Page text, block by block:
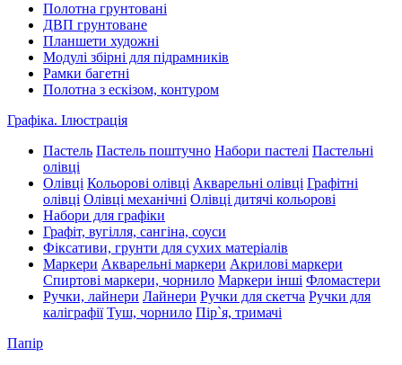
Полотна грунтовані
ДВП грунтоване
Планшети художні
Модулі збірні для підрамників
Рамки багетні
Полотна з ескізом, контуром
Графіка. Ілюстрація
Пастель Пастель поштучно Набори пастелі Пастельні
олівці
Олівці Кольорові олівці Акварельні олівці Графітні
олівці Олівці механічні Олівці дитячі кольорові
Набори для графіки
Графіт, вугілля, сангіна, соуси
Фіксативи, грунти для сухих матеріалів
Маркери Акварельні маркери Акрилові маркери
Спиртові маркери, чорнило Маркери інші Фломастери
Ручки, лайнери Лайнери Ручки для скетча Ручки для
каліграфії Туш, чорнило Пір`я, тримачі
Папір